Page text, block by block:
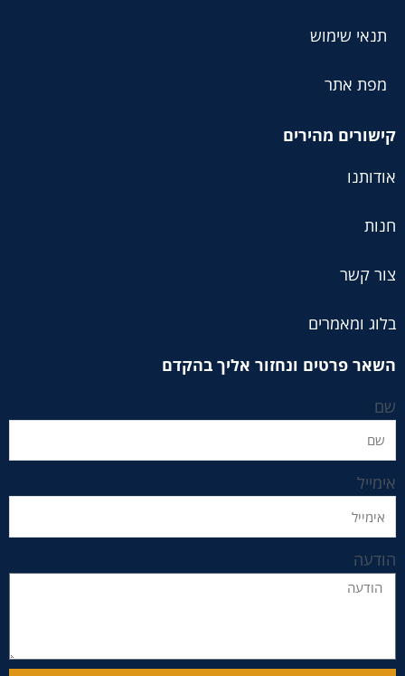
תנאי שימוש
מפת אתר
קישורים מהירים
אודותנו
חנות
צור קשר
בלוג ומאמרים
השאר פרטים ונחזור אליך בהקדם
שם
אימייל
הודעה